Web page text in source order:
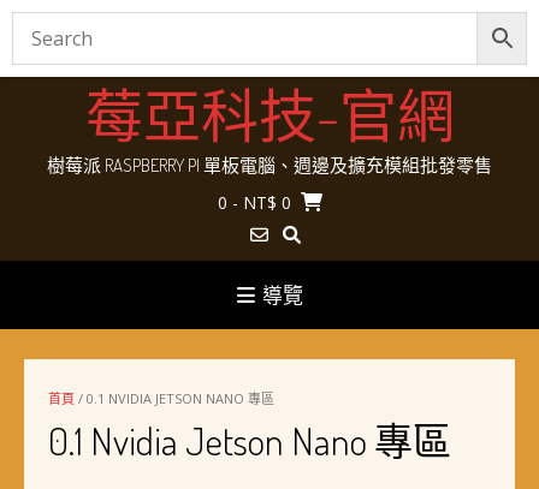
Skip
莓亞科技-官網
樹莓派 RASPBERRY PI 單板電腦、週邊及擴充模組批發零售
0 - NT$ 0
導覽
首頁 / 0.1 NVIDIA JETSON NANO 專區
0.1 Nvidia Jetson Nano 專區